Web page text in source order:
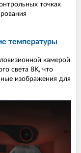
точках
температуры
камерой
света 8K, что
изображения для